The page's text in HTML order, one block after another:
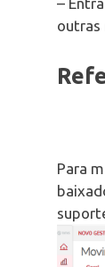
outras
Para